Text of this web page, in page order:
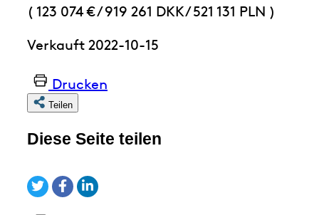
( 123 074 €/919 261 DKK/521 131 PLN )
Verkauft 2022-10-15
Drucken
Teilen
Diese Seite teilen